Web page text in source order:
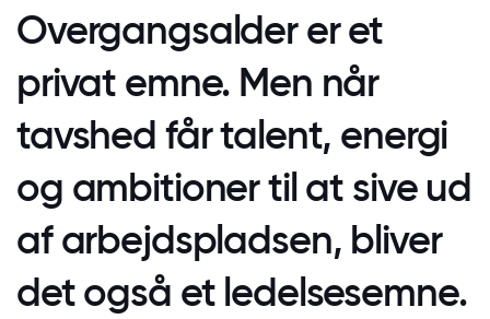
Overgangsalder er et
privat emne. Men når
tavshed får talent, energi
og ambitioner til at sive ud
af arbejdspladsen, bliver
det også et ledelsesemne.